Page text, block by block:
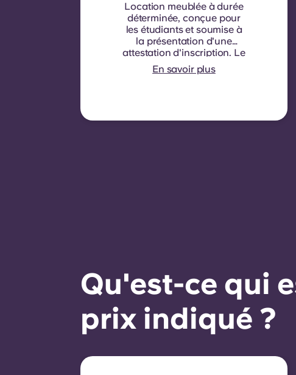
Location meublée à durée
déterminée, conçue pour
les étudiants et soumise à
la présentation d'une
attestation d'inscription. Le
contrat est d'une durée de
neuf mois. Le
nouveau contrat, sous
En savoir plus
Qu'est-ce qui
prix indiqué ?